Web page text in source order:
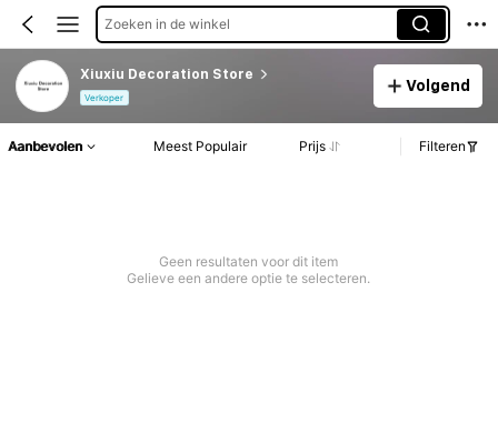
Zoeken in de winkel
Xiuxiu Decoration Store
Verkoper
Volgend
Aanbevolen Meest Populair Prijs Filteren
Geen resultaten voor dit item
Gelieve een andere optie te selecteren.